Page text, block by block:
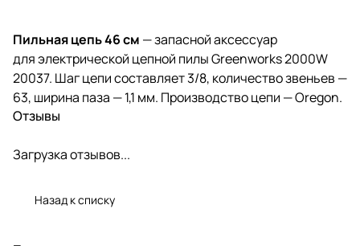
Пильная цепь 46 см — запасной аксессуар
для электрической цепной пилы Greenworks 2000W
20037. Шаг цепи составляет 3/8, количество звеньев —
63, ширина паза — 1,1 мм. Производство цепи — Oregon.
Отзывы
Загрузка отзывов...
Назад к списку